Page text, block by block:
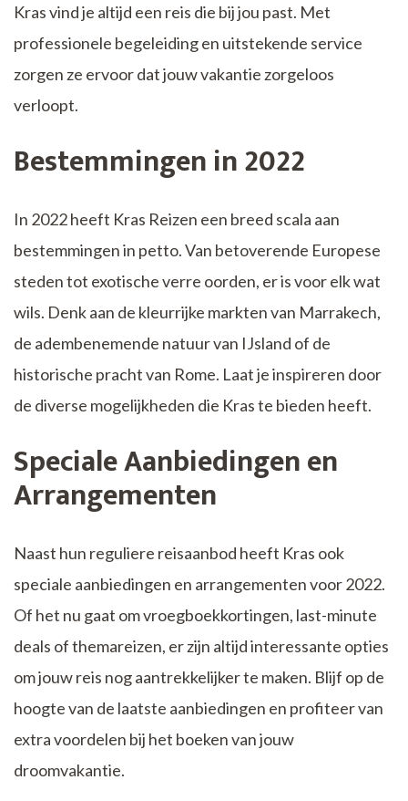
Kras vind je altijd een reis die bij jou past. Met
professionele begeleiding en uitstekende service
zorgen ze ervoor dat jouw vakantie zorgeloos
verloopt.
Bestemmingen in 2022
In 2022 heeft Kras Reizen een breed scala aan
bestemmingen in petto. Van betoverende Europese
steden tot exotische verre oorden, er is voor elk wat
wils. Denk aan de kleurrijke markten van Marrakech,
de adembenemende natuur van IJsland of de
historische pracht van Rome. Laat je inspireren door
de diverse mogelijkheden die Kras te bieden heeft.
Speciale Aanbiedingen en
Arrangementen
Naast hun reguliere reisaanbod heeft Kras ook
speciale aanbiedingen en arrangementen voor 2022.
Of het nu gaat om vroegboekkortingen, last-minute
deals of themareizen, er zijn altijd interessante opties
om jouw reis nog aantrekkelijker te maken. Blijf op de
hoogte van de laatste aanbiedingen en profiteer van
extra voordelen bij het boeken van jouw
droomvakantie.